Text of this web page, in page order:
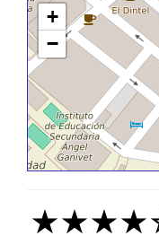
+
−